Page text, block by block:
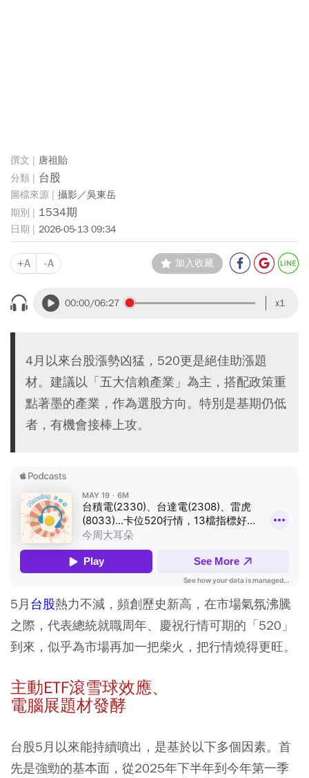
唐祖貽
台股
攝影／吳東岳
1534期
2026-05-13 09:34
+A -A 加入收藏
00:00/06:27 x1
4月以來台股漲勢凶猛，520更是絕佳助漲題
材。建議以「五大信賴產業」為主，搭配政策重
點著墨的產業，作為選股方向。特別是基期仍低
者，有機會接棒上攻。
5月 台股熱力不減，頻創歷史新高，在市場氣氛沸騰
之際，代表總統就職周年、慶祝行情可期的「520」
到來，似乎為市場再加一把柴火，把行情燒得更旺。
主動ETF滾雪球效應、
電腦展題材發酵
台股5月以來能持續噴出，是基於以下多個因素。首
先是強勁的基本面，從2025年下半年到今年第一季